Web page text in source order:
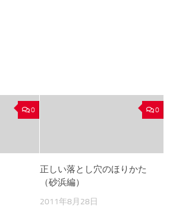
0 0
正しい落とし穴のほりかた
（砂浜編）
2011年8月28日